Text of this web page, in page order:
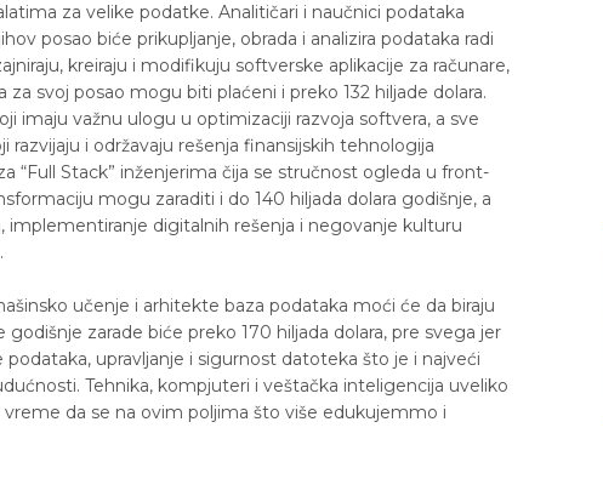
za velike podatke. Analitičari i naučnici podataka
posao biće prikupljanje, obrada i analizira podataka radi
kreiraju i modifikuju softverske aplikacije za računare,
svoj posao mogu biti plaćeni i preko 132 hiljade dolara.
imaju važnu ulogu u optimizaciji razvoja softvera, a sve
razvijaju i održavaju rešenja finansijskih tehnologija
“Full Stack” inženjerima čija se stručnost ogleda u front-
mogu zaraditi i do 140 hiljada dolara godišnje, a
implementiranje digitalnih rešenja i negovanje kulturu
učenje i arhitekte baza podataka moći će da biraju
zarade biće preko 170 hiljada dolara, pre svega jer
upravljanje i sigurnost datoteka što je i najveći
Tehnika, kompjuteri i veštačka inteligencija uveliko
da se na ovim poljima što više edukujemmo i